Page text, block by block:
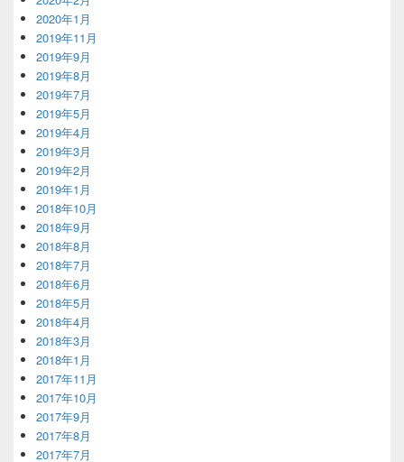
2020年1月
2019年11月
2019年9月
2019年8月
2019年7月
2019年5月
2019年4月
2019年3月
2019年2月
2019年1月
2018年10月
2018年9月
2018年8月
2018年7月
2018年6月
2018年5月
2018年4月
2018年3月
2018年1月
2017年11月
2017年10月
2017年9月
2017年8月
2017年7月